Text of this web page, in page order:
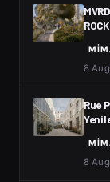
8
Rue
8